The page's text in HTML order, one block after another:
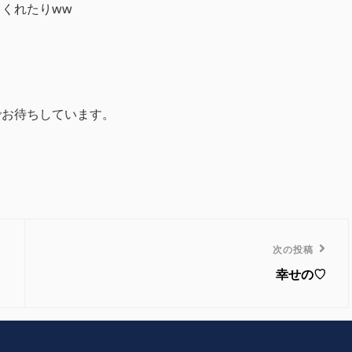
れたりww
待ちしています。
稿
次の投稿
幸せの♡